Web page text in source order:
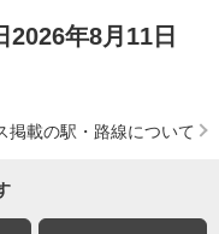
年8月11日
掲載の駅・路線について